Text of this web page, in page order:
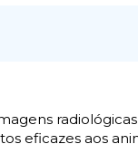
eficazes aos